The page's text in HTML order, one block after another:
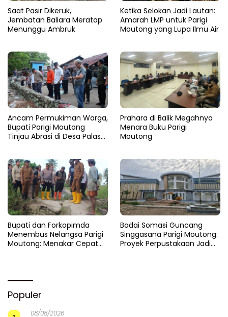
Saat Pasir Dikeruk,
Jembatan Baliara Meratap
Menunggu Ambruk
Ketika Selokan Jadi Lautan:
Amarah LMP untuk Parigi
Moutong yang Lupa Ilmu Air
Ancam Permukiman Warga,
Bupati Parigi Moutong
Tinjau Abrasi di Desa Palasa
Prahara di Balik Megahnya
Menara Buku Parigi
Moutong
​Bupati dan Forkopimda
Menembus Nelangsa Parigi
Moutong: Menakar Cepat
Badai Somasi Guncang
Singgasana Parigi Moutong:
Proyek Perpustakaan Jadi
Populer
08/08/2026